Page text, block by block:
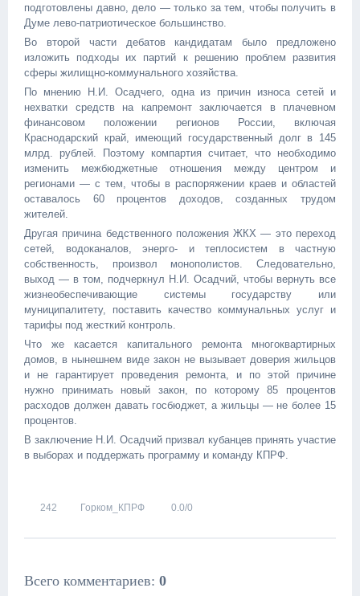
подготовлены давно, дело — только за тем, чтобы получить в
Думе лево-патриотическое большинство.
Во второй части дебатов кандидатам было предложено
изложить подходы их партий к решению проблем развития
сферы жилищно-коммунального хозяйства.
По мнению Н.И. Осадчего, одна из причин износа сетей и
нехватки средств на капремонт заключается в плачевном
финансовом положении регионов России, включая
Краснодарский край, имеющий государственный долг в 145
млрд. рублей. Поэтому компартия считает, что необходимо
изменить межбюджетные отношения между центром и
регионами — с тем, чтобы в распоряжении краев и областей
оставалось 60 процентов доходов, созданных трудом
жителей.
Другая причина бедственного положения ЖКХ — это переход
сетей, водоканалов, энерго- и теплосистем в частную
собственность, произвол монополистов. Следовательно,
выход — в том, подчеркнул Н.И. Осадчий, чтобы вернуть все
жизнеобеспечивающие системы государству или
муниципалитету, поставить качество коммунальных услуг и
тарифы под жесткий контроль.
Что же касается капитального ремонта многоквартирных
домов, в нынешнем виде закон не вызывает доверия жильцов
и не гарантирует проведения ремонта, и по этой причине
нужно принимать новый закон, по которому 85 процентов
расходов должен давать госбюджет, а жильцы — не более 15
процентов.
В заключение Н.И. Осадчий призвал кубанцев принять участие
в выборах и поддержать программу и команду КПРФ.
242 Горком_КПРФ 0.0/0
Всего комментариев: 0